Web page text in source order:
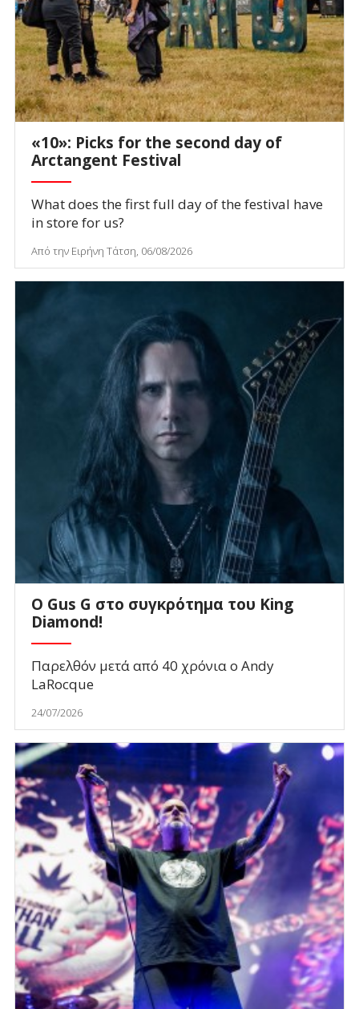
«10»: Picks for the second day of
Arctangent Festival
What does the first full day of the festival have
in store for us?
Από την Ειρήνη Τάτση, 06/08/2026
O Gus G στο συγκρότημα του King
Diamond!
Παρελθόν μετά από 40 χρόνια ο Andy
LaRocque
24/07/2026